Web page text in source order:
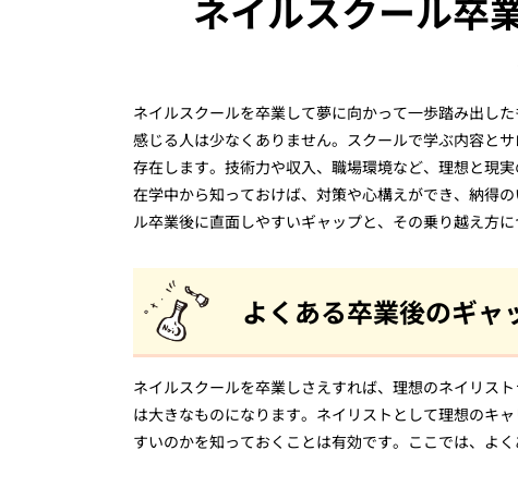
ネイルスクール卒
ネイルスクールを卒業して夢に向かって一歩踏み出し
感じる人は少なくありません。スクールで学ぶ内容と
存在します。技術力や収入、職場環境など、理想と現
在学中から知っておけば、対策や心構えができ、納得
ル卒業後に直面しやすいギャップと、その乗り越え方に
よくある卒業後のギャ
ネイルスクールを卒業しさえすれば、理想のネイリス
は大きなものになります。ネイリストとして理想のキ
すいのかを知っておくことは有効です。ここでは、よ